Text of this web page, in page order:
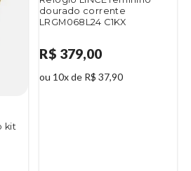
kit
dourado corrente
LRGM068L24 C1KX
R$ 379,00
ou 10x de R$ 37,90